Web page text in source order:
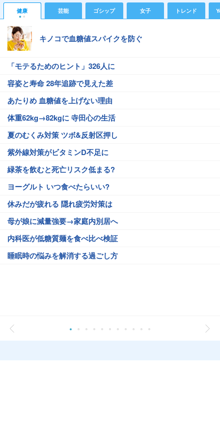
健康 芸能 ゴシップ 女子 トレンド
キノコで血糖値スパイクを防ぐ
「モテるためのヒント」326人に
容姿と寿命 28年追跡で見えた差
あたりめ 血糖値を上げない理由
体重62kg→82kgに 寺田心の生活
夏のむくみ対策 ツボ&反射区押し
紫外線対策がビタミンD不足に
緑茶を飲むと死亡リスク低まる?
ヨーグルト いつ食べたらいい?
休みだが疲れる 隠れ疲労対策は
母が娘に減量強要→家庭内別居へ
内科医が低糖質麺を食べ比べ検証
睡眠時の悩みを解消する過ごし方